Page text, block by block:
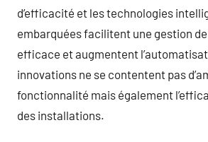
d’efficacité et les technologies
embarquées facilitent une gestion de
efficace et augmentent
innovations ne se contentent pas
fonctionnalité mais également
des installations.